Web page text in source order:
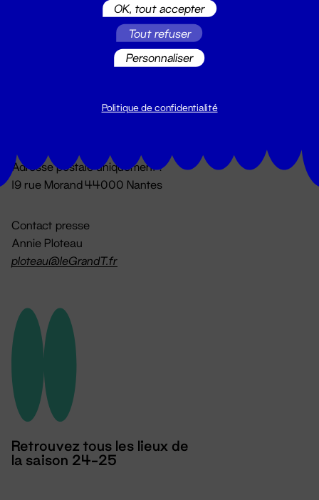
Du lundi au vendredi 14h → 18h
Adresse postale uniquement :
19 rue Morand 44000 Nantes
Contact presse
Annie Ploteau
ploteau@leGrandT.fr
Retrouvez tous les lieux de
la saison 24-25
OK, tout accepter
Tout refuser
Personnaliser
Politique de confidentialité